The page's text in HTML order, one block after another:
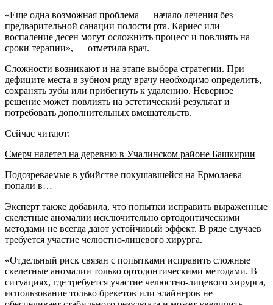
«Еще одна возможная проблема — начало лечения без
предварительной санации полости рта. Кариес или
воспаление десен могут осложнить процесс и повлиять на
сроки терапии», — отметила врач.
Сложности возникают и на этапе выбора стратегии. При
дефиците места в зубном ряду врачу необходимо определить,
сохранять зубы или прибегнуть к удалению. Неверное
решение может повлиять на эстетический результат и
потребовать дополнительных вмешательств.
Сейчас читают:
Смерч налетел на деревню в Учалинском районе Башкирии
Подозреваемые в убийстве покушавшейся на Ермолаева
попали в…
Эксперт также добавила, что попытки исправить выраженные
скелетные аномалии исключительно ортодонтическими
методами не всегда дают устойчивый эффект. В ряде случаев
требуется участие челюстно-лицевого хирурга.
«Отдельный риск связан с попытками исправить сложные
скелетные аномалии только ортодонтическими методами. В
ситуациях, где требуется участие челюстно-лицевого хирурга,
использование только брекетов или элайнеров не